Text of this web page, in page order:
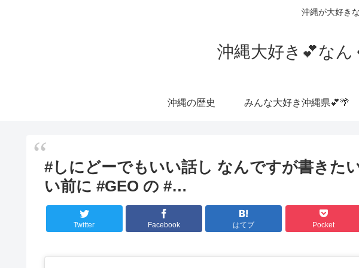
沖縄が大好き
沖縄大好き💕な
沖縄の歴史 みんな大好き沖縄県💕🌴
#しにどーでもいい話し なんですが書きた
い前に #GEO の #…
Twitter Facebook はてブ Pocket